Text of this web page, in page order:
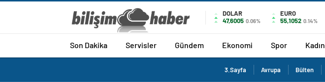
DOLAR
47,6005 0.06%
EURO
55,1052 0.14%
Son Dakika Servisler Gündem Ekonomi Spor Kadın
3.Sayfa Avrupa Bülten